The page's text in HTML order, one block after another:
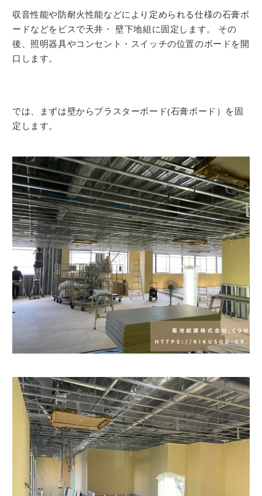
収音性能や防耐火性能などにより定められる仕様の石膏ボ
ードなどをビスで天井・ 壁下地組に固定します。 その
後、照明器具やコンセント・スイッチの位置のボードを開
口します。
では、まずは壁からプラスターボード(石膏ボード）を固
定します。